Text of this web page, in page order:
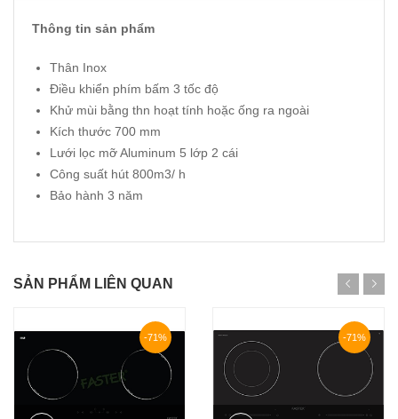
Thông tin sản phẩm
Thân Inox
Điều khiển phím bấm 3 tốc độ
Khử mùi bằng thn hoạt tính hoặc ống ra ngoài
Kích thước 700 mm
Lưới lọc mỡ Aluminum 5 lớp 2 cái
Công suất hút 800m3/ h
Bảo hành 3 năm
SẢN PHẨM LIÊN QUAN
-71% -71%